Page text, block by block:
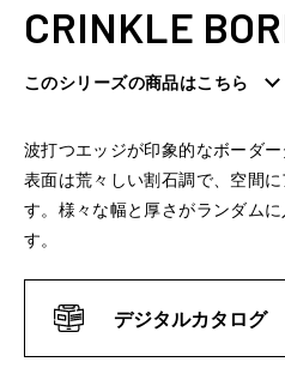
CRINKLE
このシリーズの商品はこちら
波打つエッジが印象的なボーダー
表面は荒々しい割石調で、空間
す。様々な幅と厚さがランダム
す。
デジタルカタログ